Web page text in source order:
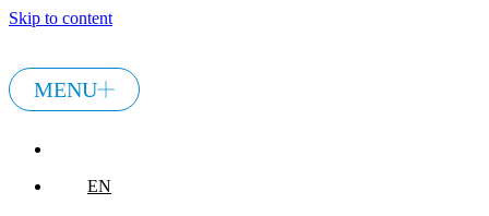
Skip to content
MENU
EN